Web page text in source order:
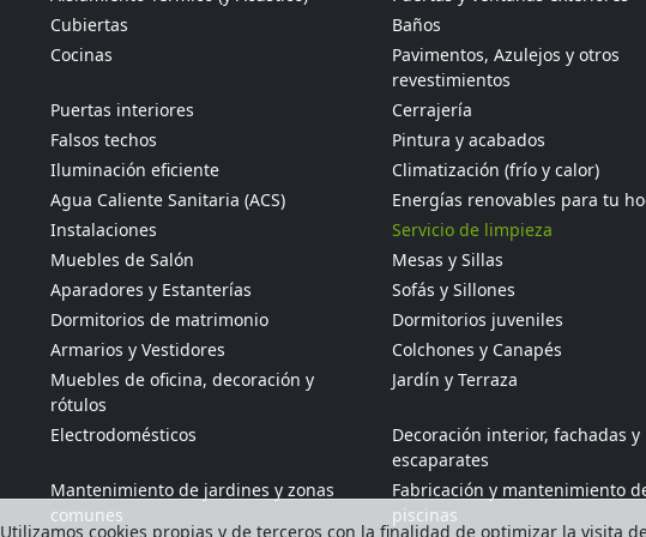
Utilizamos cookies propias y de terceros con la finalidad de optimizar la visita
Cubiertas
Baños
Cocinas
Pavimentos, Azulejos y otros
revestimientos
Puertas interiores
Cerrajería
Falsos techos
Pintura y acabados
Iluminación eficiente
Climatización (frío y calor)
Agua Caliente Sanitaria (ACS)
Energías renovables para tu
Instalaciones
Servicio de limpieza
Muebles de Salón
Mesas y Sillas
Aparadores y Estanterías
Sofás y Sillones
Dormitorios de matrimonio
Dormitorios juveniles
Armarios y Vestidores
Colchones y Canapés
Muebles de oficina, decoración y
rótulos
Jardín y Terraza
Electrodomésticos
Decoración interior, fachadas y
escaparates
Mantenimiento de jardines y zonas
comunes
Fabricación y mantenimiento
piscinas